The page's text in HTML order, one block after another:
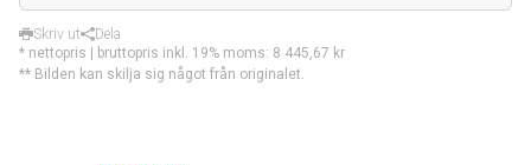
Skriv ut
Dela
* nettopris | bruttopris inkl. 19% moms: 8 445,67 kr
** Bilden kan skilja sig något från originalet.